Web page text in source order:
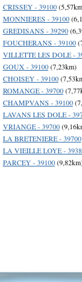
CRISSEY - 39100
MONNIERES - 39100
GREDISANS - 39290
FOUCHERANS - 39100
VILLETTE LES DOLE -
GOUX - 39100(7,23km)
CHOISEY - 39100
ROMANGE - 39700
CHAMPVANS - 39100
LAVANS LES DOLE -
VRIANGE - 39700
LA BRETENIERE - 39700
LA VIEILLE LOYE -
PARCEY - 39100